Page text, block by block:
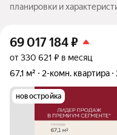
планировки и
69 017 184₽
от 330 621 ₽ в месяц
67,1 м²
2-комн. квартира
новостройка